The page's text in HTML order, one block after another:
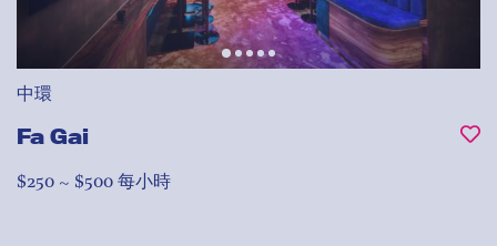
中環
Fa Gai
$250 ~ $500 每小時